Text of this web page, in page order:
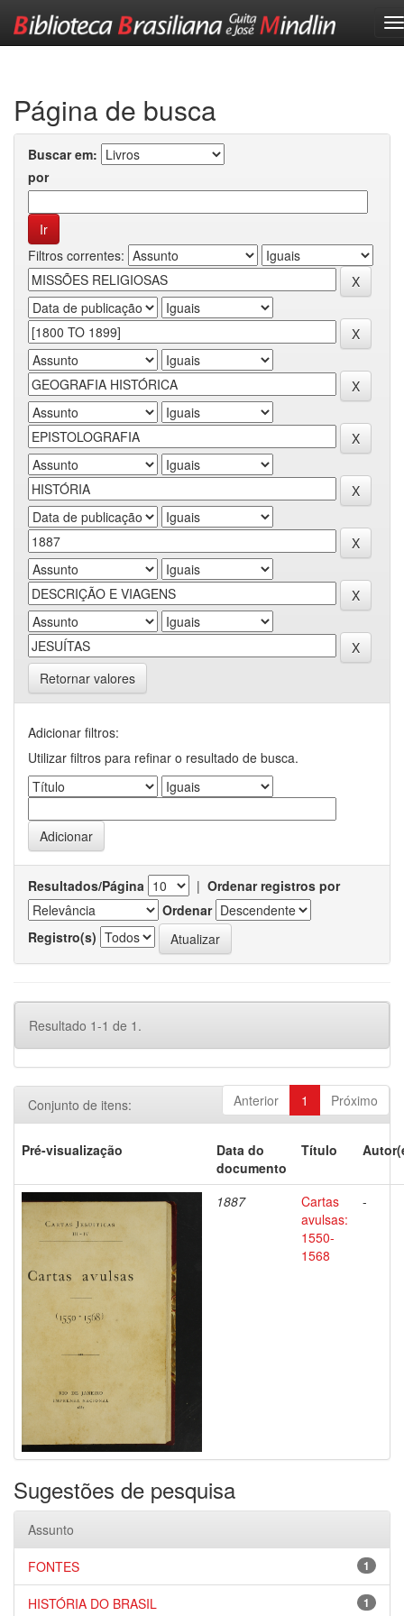
Página de busca
Buscar em:
por
Filtros correntes:
Retornar valores
Adicionar filtros:
Utilizar filtros para refinar o resultado de busca.
Resultados/Página | Ordenar registros por
Ordenar
Registro(s)
Resultado 1-1 de 1.
Anterior 1 Próximo
Conjunto de itens:
Pré-visualização
Data do
documento
Título
1887
Cartas
avulsas:
1550-
1568
-
Sugestões de pesquisa
Assunto
1
FONTES
1
HISTÓRIA DO BRASIL